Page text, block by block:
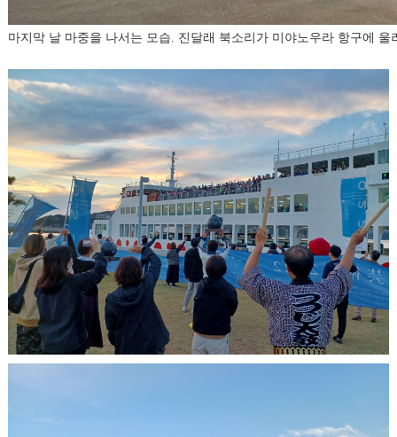
마지막 날 마중을 나서는 모습. 진달래 북소리가 미야노우라 항구에 울